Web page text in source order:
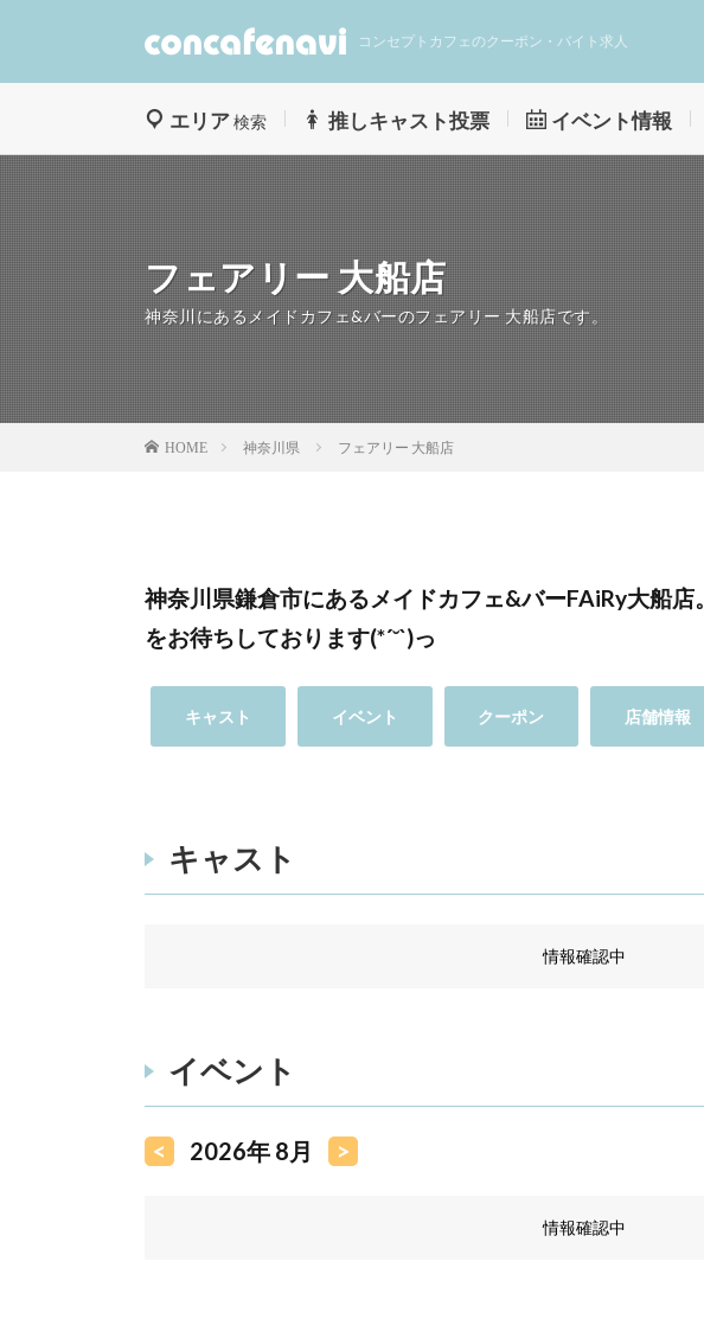
コンセプトカフェのクーポン・バイト求人
エリア検索 推しキャスト投票 イベント情報
フェアリー 大船店
神奈川にあるメイドカフェ&バーのフェアリー 大船店です。
HOME 神奈川県 フェアリー 大船店
神奈川県鎌倉市にあるメイドカフェ&バーFAiRy大船
をお待ちしております(*´˘`)っ
キャスト イベント クーポン 店舗情報
キャスト
情報確認中
イベント
< 2026年 8月 >
情報確認中